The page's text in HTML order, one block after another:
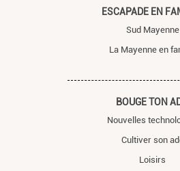
ESCAPADE EN
Sud Mayenne
La Mayenne en
BOUGE TON
Nouvelles
Cultiver son
Loisirs